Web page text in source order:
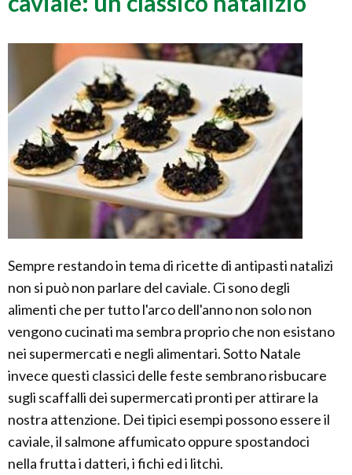
Sempre restando in tema di ricette di antipasti natalizi
non si può non parlare del caviale. Ci sono degli
alimenti che per tutto l'arco dell'anno non solo non
vengono cucinati ma sembra proprio che non esistano
nei supermercati e negli alimentari. Sotto Natale
invece questi classici delle feste sembrano risbucare
sugli scaffalli dei supermercati pronti per attirare la
nostra attenzione. Dei tipici esempi possono essere il
caviale, il salmone affumicato oppure spostandoci
nella frutta i datteri, i fichi ed i litchi.